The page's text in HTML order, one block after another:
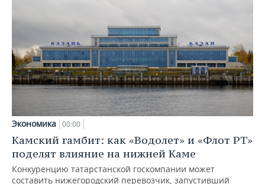
Экономика 00:00
Камский гамбит: как «Водолет» и «Флот РТ»
поделят влияние на нижней Каме
Конкуренцию татарстанской госкомпании может
составить нижегородский перевозчик, запустивший